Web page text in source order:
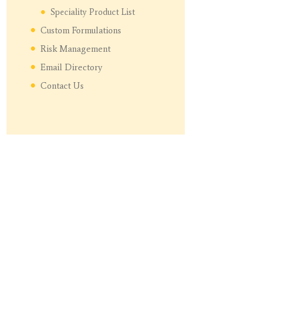
Speciality Product List
Custom Formulations
Risk Management
Email Directory
Contact Us